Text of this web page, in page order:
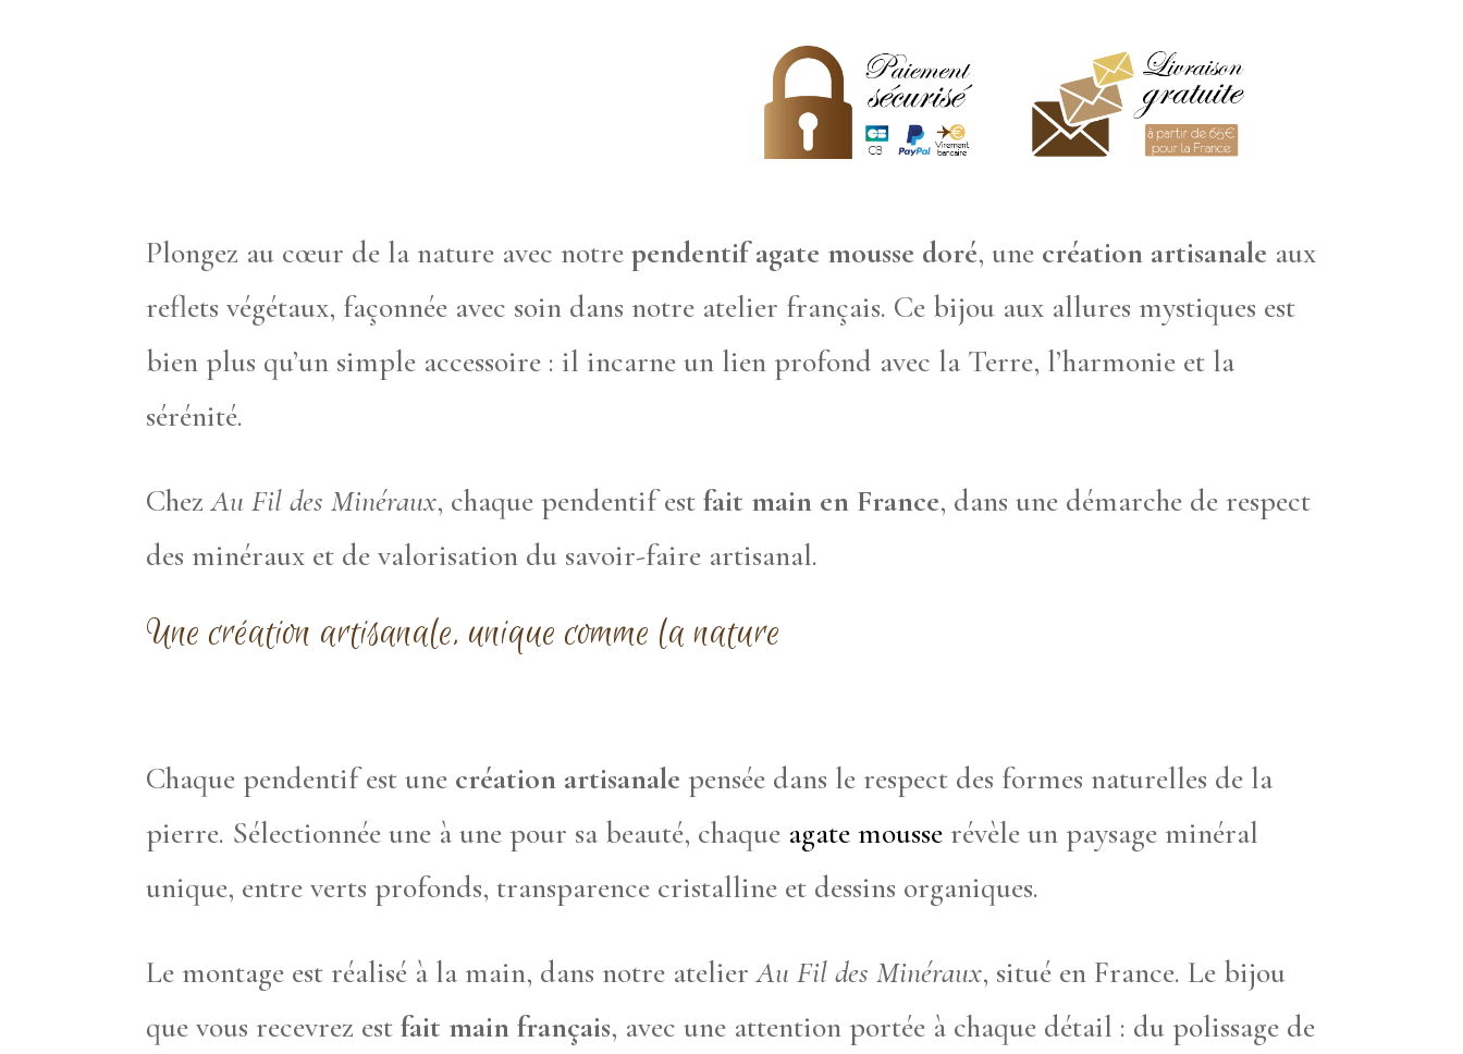
doré
Plongez au cœur de la nature avec notre pendentif agate mousse doré, une création artisanale aux
reflets végétaux, façonnée avec soin dans notre atelier français. Ce bijou aux allures mystiques est
bien plus qu’un simple accessoire : il incarne un lien profond avec la Terre, l’harmonie et la
sérénité.
ChezAu Fil des Minéraux, chaque pendentif estfait main en France, dans une démarche de respect
des minéraux et de valorisation du savoir-faire artisanal.
Une création artisanale, unique comme la nature
Chaque pendentif est une création artisanale pensée dans le respect des formes naturelles de la
pierre. Sélectionnée une à une pour sa beauté, chaque agate mousse révèle un paysage minéral
unique, entre verts profonds, transparence cristalline et dessins organiques.
Le montage est réalisé à la main, dans notre atelierAu Fil des Minéraux, situé en France. Le bijou
que vous recevrez estfait main français, avec une attention portée à chaque détail : du polissage de